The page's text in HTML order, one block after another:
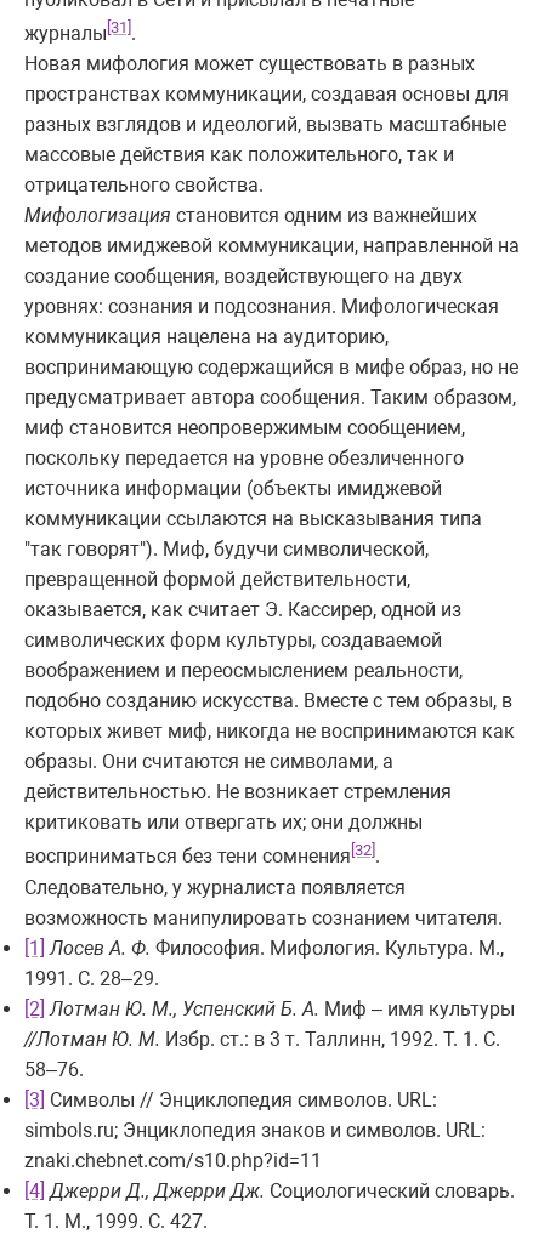
журналы [31] .
Новая мифология может существовать в разных
пространствах коммуникации, создавая основы для
разных взглядов и идеологий, вызвать масштабные
массовые действия как положительного, так и
отрицательного свойства.
Мифологизация становится одним из важнейших
методов имиджевой коммуникации, направленной на
создание сообщения, воздействующего на двух
уровнях: сознания и подсознания. Мифологическая
коммуникация нацелена на аудиторию,
воспринимающую содержащийся в мифе образ, но не
предусматривает автора сообщения. Таким образом,
миф становится неопровержимым сообщением,
поскольку передается на уровне обезличенного
источника информации (объекты имиджевой
коммуникации ссылаются на высказывания типа
"так говорят"). Миф, будучи символической,
превращенной формой действительности,
оказывается, как считает Э. Кассирер, одной из
символических форм культуры, создаваемой
воображением и переосмыслением реальности,
подобно созданию искусства. Вместе с тем образы, в
которых живет миф, никогда не воспринимаются как
образы. Они считаются не символами, а
действительностью. Не возникает стремления
критиковать или отвергать их; они должны
восприниматься без тени сомнения [32] .
Следовательно, у журналиста появляется
возможность манипулировать сознанием читателя.
[1] Лосев А. Ф. Философия. Мифология. Культура. М.,
1991. С. 28–29.
[2] Лотман Ю. М., Успенский Б. А. Миф – имя культуры
//Лотман Ю. М. Избр. ст.: в 3 т. Таллинн, 1992. Т. 1. С.
58–76.
[3] Символы // Энциклопедия символов. URL:
simbols.ru; Энциклопедия знаков и символов. URL:
znaki.chebnet.com/s10.php?id=11
[4] Джерри Д., Джерри Дж. Социологический словарь.
Т. 1. М., 1999. С. 427.